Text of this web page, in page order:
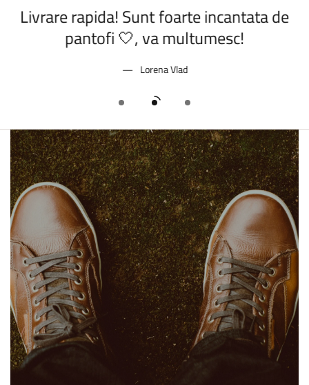
Livrare rapida! Sunt foarte incantata de
pantofi 🤍, va multumesc!
Lorena Vlad